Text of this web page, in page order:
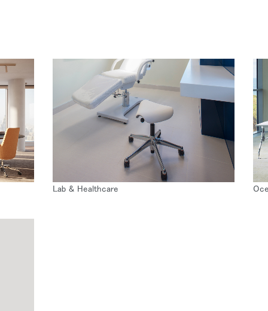
Lab & Healthcare